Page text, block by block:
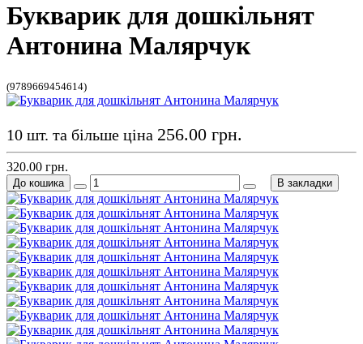
Букварик для дошкільнят
Антонина Малярчук
(9789669454614)
10 шт. та більше ціна 256.00 грн.
320.00 грн.
До кошика В закладки